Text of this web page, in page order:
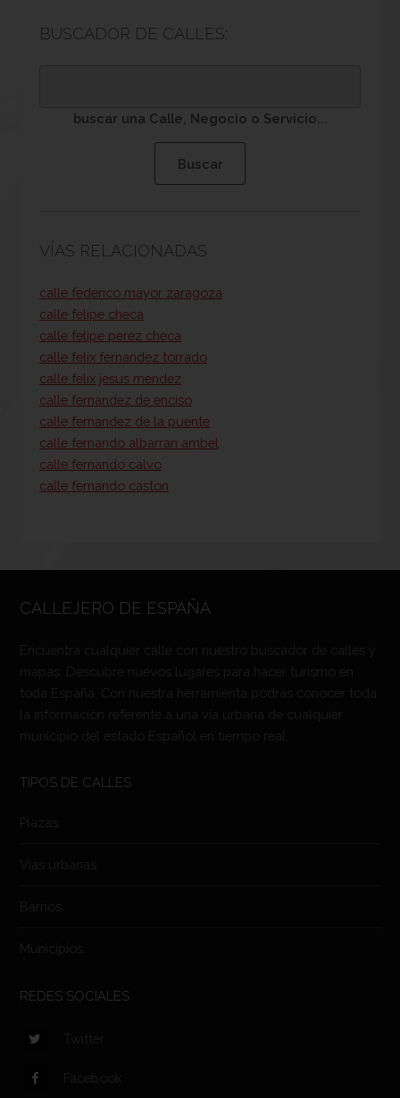
BUSCADOR DE CALLES:
buscar una Calle, Negocio o Servicio...
VÍAS RELACIONADAS
calle federico mayor zaragoza
calle felipe checa
calle felipe perez checa
calle felix fernandez torrado
calle felix jesus mendez
calle fernandez de enciso
calle fernandez de la puente
calle fernando albarran ambel
calle fernando calvo
calle fernando caston
CALLEJERO DE ESPAÑA
Encuentra cualquier calle con nuestro buscador de calles y
mapas. Descubre nuevos lugares para hacer turismo en
toda España. Con nuestra herramienta podrás conocer toda
la información referente a una vía urbana de cualquier
municipio del estado Español en tiempo real.
TIPOS DE CALLES
Plazas.
Vías urbanas.
Barrios.
Municipios.
REDES SOCIALES
Twitter
Facebook